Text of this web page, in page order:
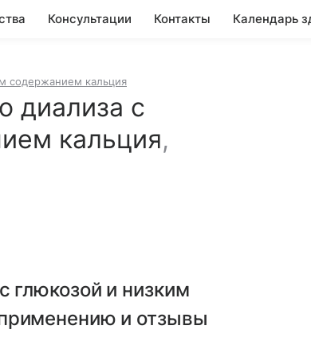
Консультации Контакты Календарь
содержанием кальция
диализа с
кальция,
глюкозой и низким
и отзывы